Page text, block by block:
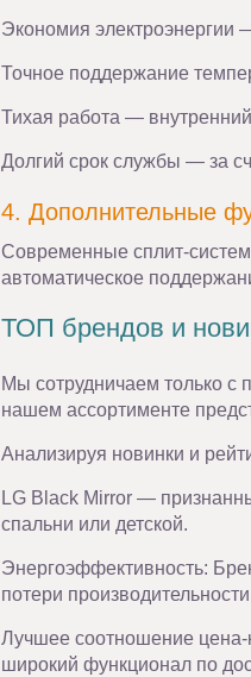
Экономия электроэнергии
Точное поддержание
Тихая работа —
Долгий срок службы — за
4. Дополнительные
Современные сплит-
автоматическое
ТОП брендов и
Мы сотрудничаем только с
нашем ассортименте
Анализируя новинки и
LG Black Mirror —
спальни или детской.
Энергоэффективность:
потери
Лучшее соотношение цена-
широкий функционал по